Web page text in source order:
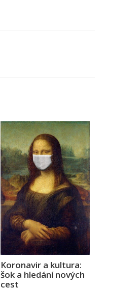
Koronavir a kultura:
šok a hledání nových
cest